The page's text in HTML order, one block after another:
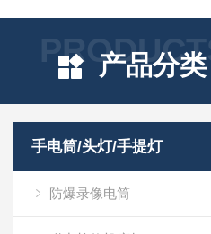
PRODUCTS
产品分类
手电筒/头灯/手提灯
防爆录像电筒